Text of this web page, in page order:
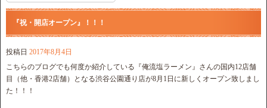
『祝・開店オープン』！！！
投稿日 2017年8月4日
こちらのブログでも何度か紹介している『俺流塩ラーメン』さんの国内12店舗
目（他・香港2店舗）となる渋谷公園通り店が8月1日に新しくオープン致しまし
た！！！